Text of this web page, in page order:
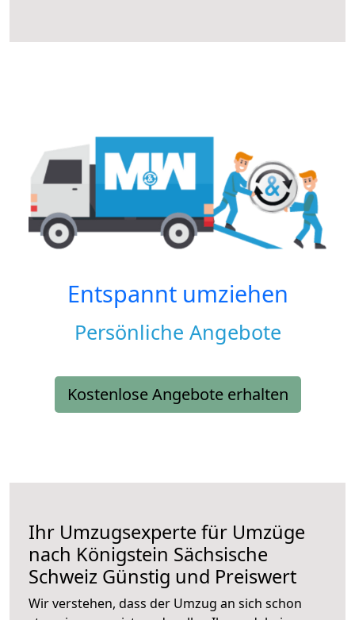
Entspannt umziehen
Persönliche Angebote
Kostenlose Angebote erhalten
Ihr Umzugsexperte für Umzüge
nach Königstein Sächsische
Schweiz Günstig und Preiswert
Wir verstehen, dass der Umzug an sich schon